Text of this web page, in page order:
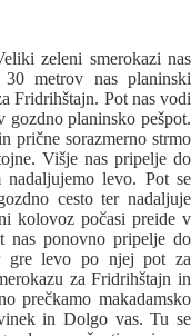
zeleni smerokazi nas
metrov nas planinski
Fridrihštajn. Pot nas vodi
gozdno planinsko pešpot.
prične sorazmerno strmo
Višje nas pripelje do
nadaljujemo levo. Pot se
cesto ter nadaljuje
kolovoz počasi preide v
nas ponovno pripelje do
gre levo po njej pot za
za Fridrihštajn in
prečkamo makadamsko
in Dolgo vas. Tu se